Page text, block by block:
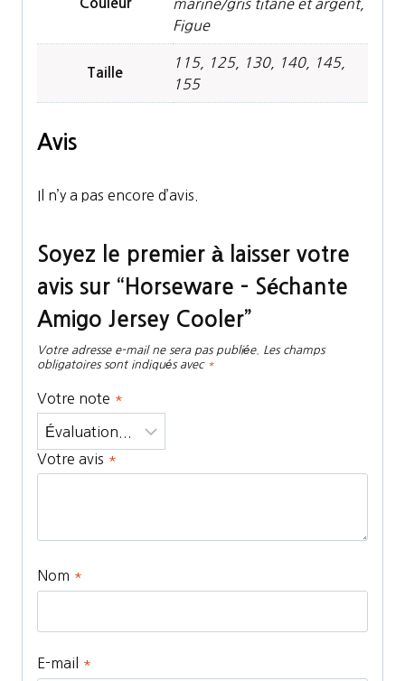
Couleur
marine/gris titane et argent,
Figue
Taille
115, 125, 130, 140, 145,
155
Avis
Il n’y a pas encore d’avis.
Soyez le premier à laisser votre
avis sur “Horseware – Séchante
Amigo Jersey Cooler”
Votre adresse e-mail ne sera pas publiée.
Les champs
obligatoires sont indiqués avec *
Votre note *
Votre avis *
Nom *
E-mail *